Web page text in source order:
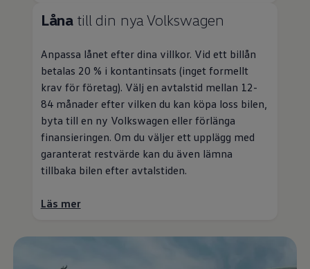
Låna till din nya Volkswagen
Anpassa lånet efter dina villkor. Vid ett billån
betalas 20 % i kontantinsats (inget formellt
krav för företag). Välj en avtalstid mellan 12-
84 månader efter vilken du kan köpa loss bilen,
byta till en ny Volkswagen eller förlänga
finansieringen. Om du väljer ett upplägg med
garanterat restvärde kan du även lämna
tillbaka bilen efter avtalstiden.
Läs mer